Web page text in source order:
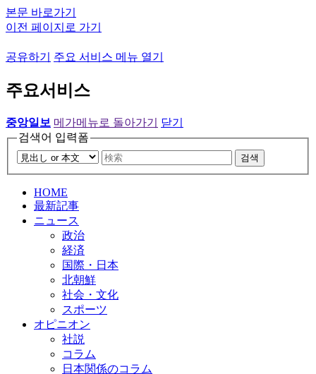
본문 바로가기
이전 페이지로 가기
공유하기 주요 서비스 메뉴 열기
주요서비스
중앙일보 메가메뉴로 돌아가기
닫기
검색어 입력폼
검색
HOME
最新記事
ニュース
政治
経済
国際・日本
北朝鮮
社会・文化
スポーツ
オピニオン
社説
コラム
日本関係のコラム